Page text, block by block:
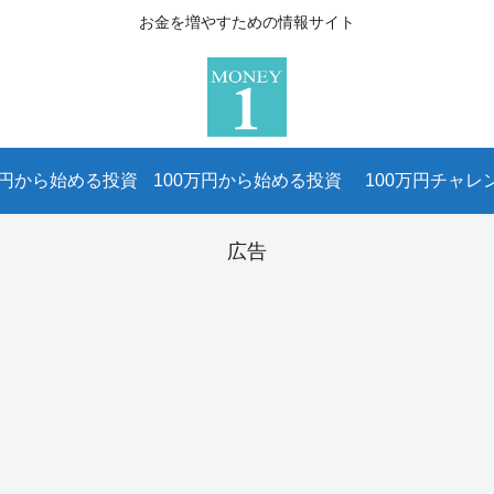
お金を増やすための情報サイト
から始める投資 100万円から始める投資 100万円チャレ
広告